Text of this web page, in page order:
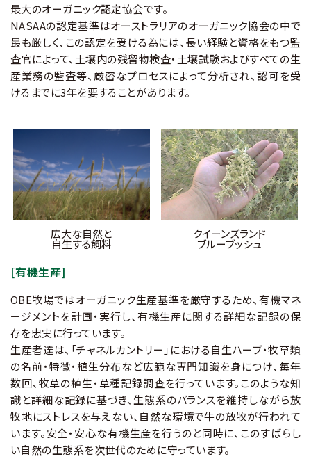
最大のオーガニック認定協会です。
NASAAの認定基準はオーストラリアのオーガニック協会の中で
最も厳しく、この認定を受ける為には、長い経験と資格をもつ監
査官によって、土壌内の残留物検査‧土壌試験およびすべての生
産業務の監査等、厳密なプロセスによって分析され、認可を受
けるまでに3年を要することがあります。
[有機生産]
OBE牧場ではオーガニック生産基準を厳守するため、有機マネ
ージメントを計画・実行し、有機生産に関する詳細な記録の保
存を忠実に行っています。
生産者達は、「チャネルカントリー」における自生ハーブ・牧草類
の名前・特徴・植生分布など広範な専門知識を身につけ、毎年
数回、牧草の植生・草種記録調査を行っています。このような知
識と詳細な記録に基づき、生態系のバランスを維持しながら放
牧地にストレスを与えない、自然な環境で牛の放牧が行われて
います。安全・安心な有機生産を行うのと同時に、このすばらし
い自然の生態系を次世代のために守っています。
広大な自然と
自生する飼料
クイーンズランド
ブルーブッシュ